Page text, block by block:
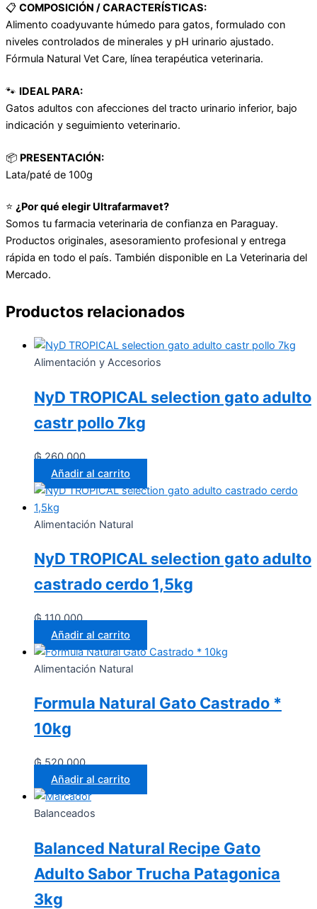
📋 COMPOSICIÓN / CARACTERÍSTICAS:
Alimento coadyuvante húmedo para gatos, formulado con
niveles controlados de minerales y pH urinario ajustado.
Fórmula Natural Vet Care, línea terapéutica veterinaria.
🐾 IDEAL PARA:
Gatos adultos con afecciones del tracto urinario inferior, bajo
indicación y seguimiento veterinario.
📦 PRESENTACIÓN:
Lata/paté de 100g
⭐ ¿Por qué elegir Ultrafarmavet?
Somos tu farmacia veterinaria de confianza en Paraguay.
Productos originales, asesoramiento profesional y entrega
rápida en todo el país. También disponible en La Veterinaria del
Mercado.
Productos relacionados
Alimentación y Accesorios
NyD TROPICAL selection gato adulto
castr pollo 7kg
₲260.000
Añadir al carrito
Alimentación Natural
NyD TROPICAL selection gato adulto
castrado cerdo 1,5kg
₲110.000
Añadir al carrito
Alimentación Natural
Formula Natural Gato Castrado *
10kg
₲520.000
Añadir al carrito
Balanceados
Balanced Natural Recipe Gato
Adulto Sabor Trucha Patagonica
3kg